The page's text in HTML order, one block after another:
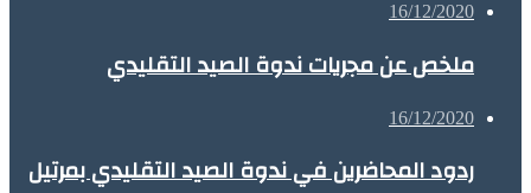
16/12/2020
ملخص عن مجريات ندوة الصيد التقليدي
16/12/2020
ردود المحاضرين في ندوة الصيد التقليدي بمرتيل